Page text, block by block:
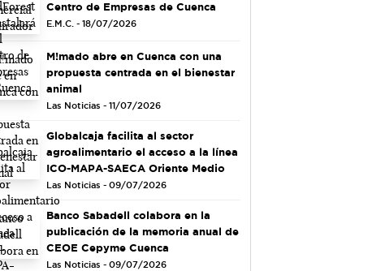
Centro de Empresas de Cuenca
E.M.C. - 18/07/2026
M!mado abre en Cuenca con una
propuesta centrada en el bienestar
animal
Las Noticias - 11/07/2026
Globalcaja facilita al sector
agroalimentario el acceso a la línea
ICO-MAPA-SAECA Oriente Medio
Las Noticias - 09/07/2026
Banco Sabadell colabora en la
publicación de la memoria anual de
CEOE Cepyme Cuenca
Las Noticias - 09/07/2026